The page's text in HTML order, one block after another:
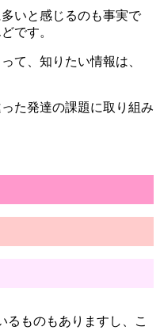
いと感じるのも事実で
です。
て、知りたい情報は、
た発達の課題に取り組み
るものもありますし、こ